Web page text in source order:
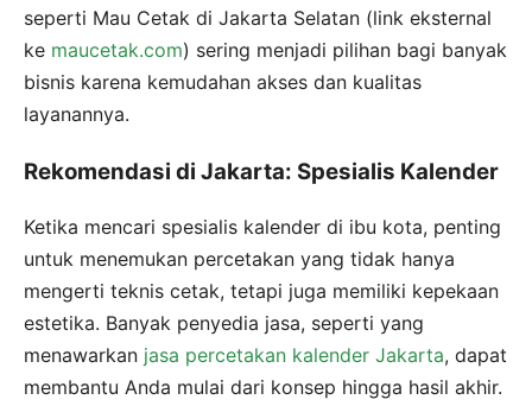
seperti Mau Cetak di Jakarta Selatan (link eksternal
ke maucetak.com) sering menjadi pilihan bagi banyak
bisnis karena kemudahan akses dan kualitas
layanannya.
Rekomendasi di Jakarta: Spesialis Kalender
Ketika mencari spesialis kalender di ibu kota, penting
untuk menemukan percetakan yang tidak hanya
mengerti teknis cetak, tetapi juga memiliki kepekaan
estetika. Banyak penyedia jasa, seperti yang
menawarkan jasa percetakan kalender Jakarta, dapat
membantu Anda mulai dari konsep hingga hasil akhir.